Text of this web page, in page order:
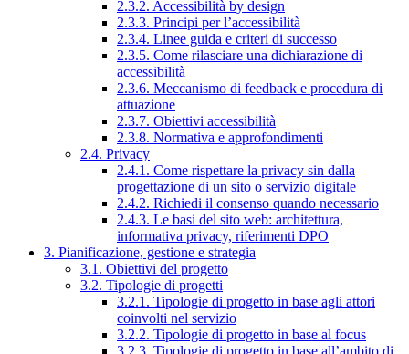
2.3.2. Accessibilità by design
2.3.3. Principi per l’accessibilità
2.3.4. Linee guida e criteri di successo
2.3.5. Come rilasciare una dichiarazione di
accessibilità
2.3.6. Meccanismo di feedback e procedura di
attuazione
2.3.7. Obiettivi accessibilità
2.3.8. Normativa e approfondimenti
2.4. Privacy
2.4.1. Come rispettare la privacy sin dalla
progettazione di un sito o servizio digitale
2.4.2. Richiedi il consenso quando necessario
2.4.3. Le basi del sito web: architettura,
informativa privacy, riferimenti DPO
3. Pianificazione, gestione e strategia
3.1. Obiettivi del progetto
3.2. Tipologie di progetti
3.2.1. Tipologie di progetto in base agli attori
coinvolti nel servizio
3.2.2. Tipologie di progetto in base al focus
3.2.3. Tipologie di progetto in base all’ambito di